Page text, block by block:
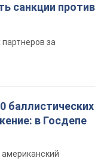
санкции против
за
баллистических
в Госдепе